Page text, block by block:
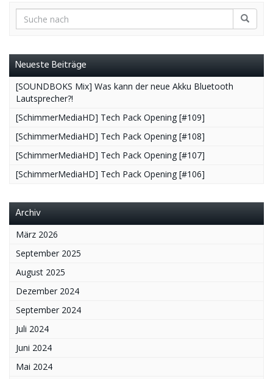
Neueste Beiträge
[SOUNDBOKS Mix] Was kann der neue Akku Bluetooth
Lautsprecher?!
[SchimmerMediaHD] Tech Pack Opening [#109]
[SchimmerMediaHD] Tech Pack Opening [#108]
[SchimmerMediaHD] Tech Pack Opening [#107]
[SchimmerMediaHD] Tech Pack Opening [#106]
Archiv
März 2026
September 2025
August 2025
Dezember 2024
September 2024
Juli 2024
Juni 2024
Mai 2024